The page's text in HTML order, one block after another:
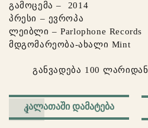
გამოცემა – 2014
პრესი – ევროპა
ლეიბლი – Parlophone Records
მდგომარეობა-ახალი Mint
განვადება 100 ლარიდან
რაოდენობა:
Coldplay
ᲙᲐᲚᲐᲗᲐᲨᲘ ᲓᲐᲛᲐᲢᲔᲑᲐ